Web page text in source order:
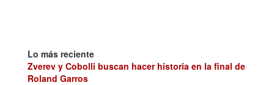
Lo más reciente
Zverev y Cobolli buscan hacer historia en la final de
Roland Garros